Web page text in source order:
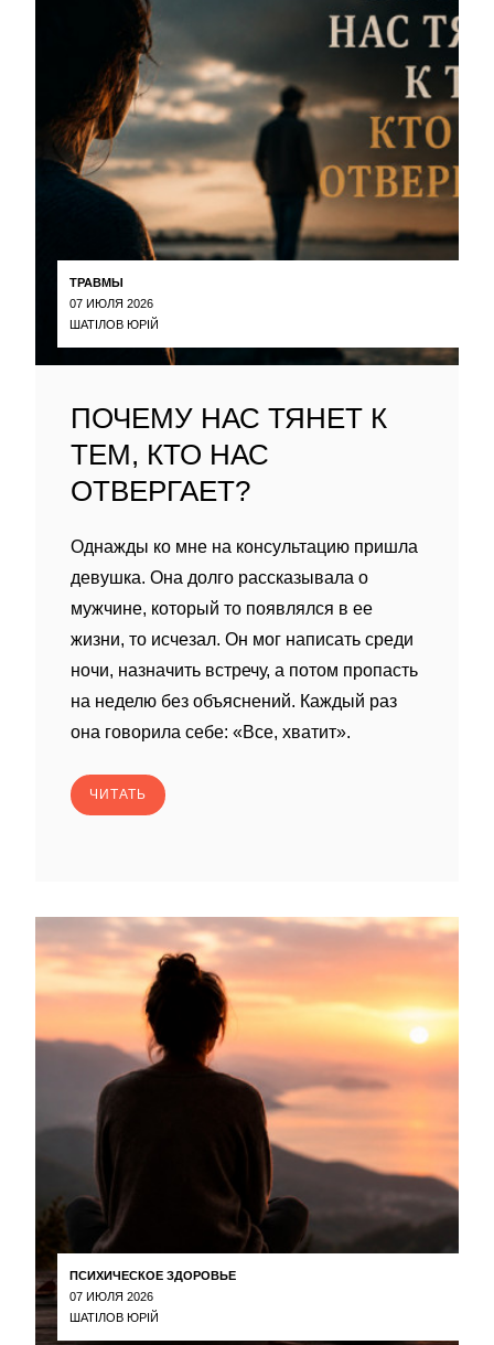
ТРАВМЫ
07 ИЮЛЯ 2026
ШАТІЛОВ ЮРІЙ
ПОЧЕМУ НАС ТЯНЕТ К
ТЕМ, КТО НАС
ОТВЕРГАЕТ?
Однажды ко мне на консультацию пришла
девушка. Она долго рассказывала о
мужчине, который то появлялся в ее
жизни, то исчезал. Он мог написать среди
ночи, назначить встречу, а потом пропасть
на неделю без объяснений. Каждый раз
она говорила себе: «Все, хватит».
ЧИТАТЬ
ПСИХИЧЕСКОЕ ЗДОРОВЬЕ
07 ИЮЛЯ 2026
ШАТІЛОВ ЮРІЙ